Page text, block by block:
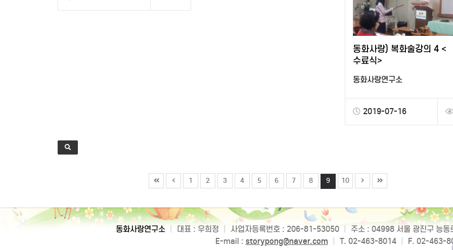
동화사랑) 복화술강의 4 <
수료식>
동화사랑연구소
2019-07-16
1 2 3 4 5 6 7 8 9 10
동화사랑연구소 대표 : 우희정 사업자등록번호 : 206-81-53050
주소 : 04998 서울 광진구 능
E-mail : storypong@naver.com T. 02-463-8014 F. 02-463-